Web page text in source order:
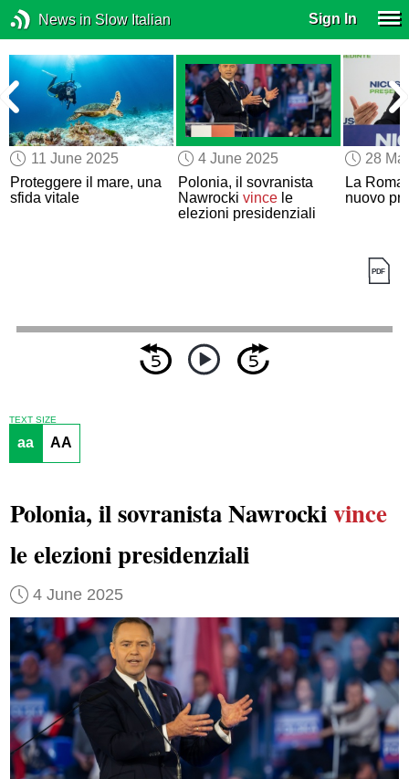
News in Slow Italian Sign In
11 June 2025
Proteggere il mare, una
sfida vitale
4 June 2025
Polonia, il sovranista
Nawrocki vincele
elezioni presidenziali
28
La
nuovo
TEXT SIZE
aa AA
Polonia, il sovranista Nawrockivince
le elezioni presidenziali
4 June 2025